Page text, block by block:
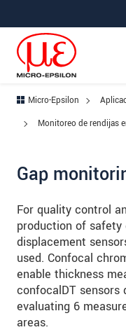
Saltar directamente a
Micro-Epsilon
Monitoreo de rendijas
Gap
For quality control
production of
displacement
used. Confocal
enable thickness
confocalDT
evaluating 6
areas.